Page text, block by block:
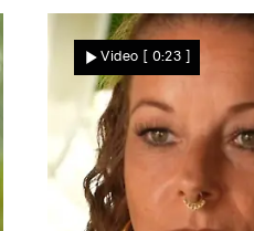
Video [ 0:23 ]